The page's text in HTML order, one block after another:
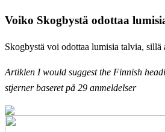
Voiko Skogbystä odottaa
Skogbystä voi odottaa lumisia talvia, sillä
Artiklen I would suggest the Finnish
stjerner baseret på 29 anmeldelser